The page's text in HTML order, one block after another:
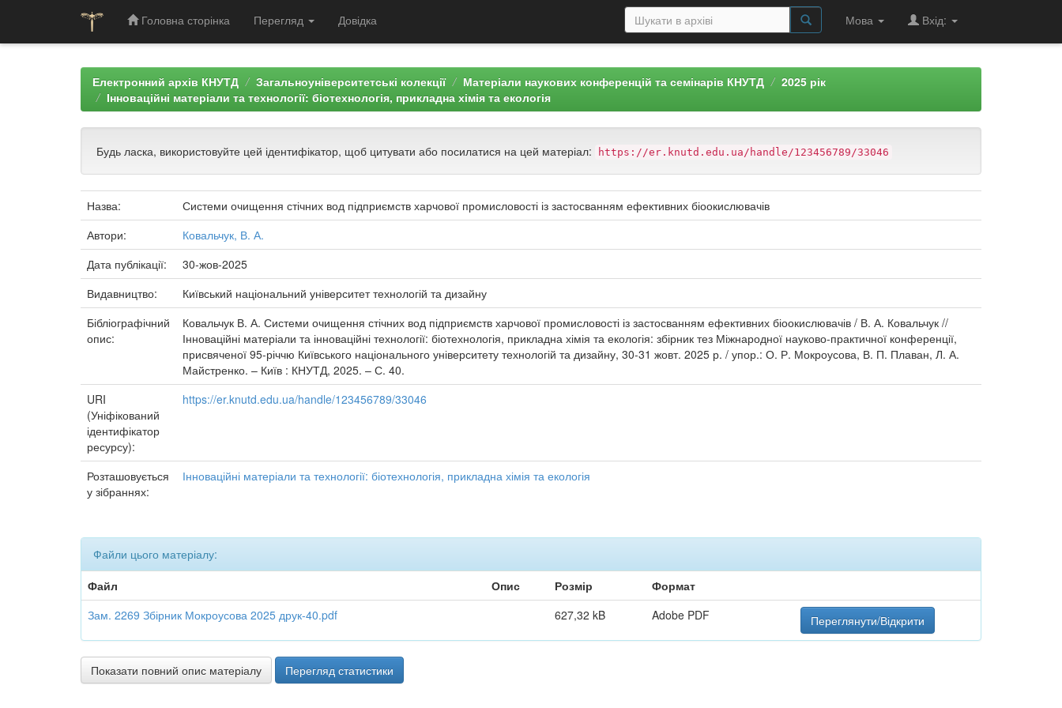
Головна сторінка Перегляд Довідка Мова Вхід:
Електронний архів КНУТД Загальноуніверситетські колекції Матеріали наукових конференцій та семінарів КНУТД
2025 рік
Інноваційні матеріали та технології: біотехнологія, прикладна хімія та екологія
Будь ласка, використовуйте цей ідентифікатор, щоб цитувати або посилатися на цей матеріал: https://er.knutd.edu.ua/handle/123456789/33046
Назва:
Системи очищення стічних вод підприємств харчової промисловості із застосванням ефективних біоокислювачів
Автори:
Ковальчук, В. А.
Дата публікації:
30-жов-2025
Видавництво:
Київський національний університет технологій та дизайну
Бібліографічний
опис:
Ковальчук В. А. Системи очищення стічних вод підприємств харчової промисловості із застосванням ефективних біоокислювачів / В. А. Ковальчук //
Інноваційні матеріали та інноваційні технології: біотехнологія, прикладна хімія та екологія: збірник тез Міжнародної науково-практичної конференції,
присвяченої 95-річчю Київського національного університету технологій та дизайну, 30-31 жовт. 2025 р. / упор.: О. Р. Мокроусова, В. П. Плаван, Л. А.
Майстренко. – Київ : КНУТД, 2025. – С. 40.
URI
(Уніфікований
ідентифікатор
ресурсу):
https://er.knutd.edu.ua/handle/123456789/33046
Розташовується
у зібраннях:
Інноваційні матеріали та технології: біотехнологія, прикладна хімія та екологія
Файли цього матеріалу:
Файл
Опис Розмір
Формат
Зам. 2269 Збірник Мокроусова 2025 друк-40.pdf
627,32 kB Adobe PDF Переглянути/Відкрити
Показати повний опис матеріалу Перегляд статистики